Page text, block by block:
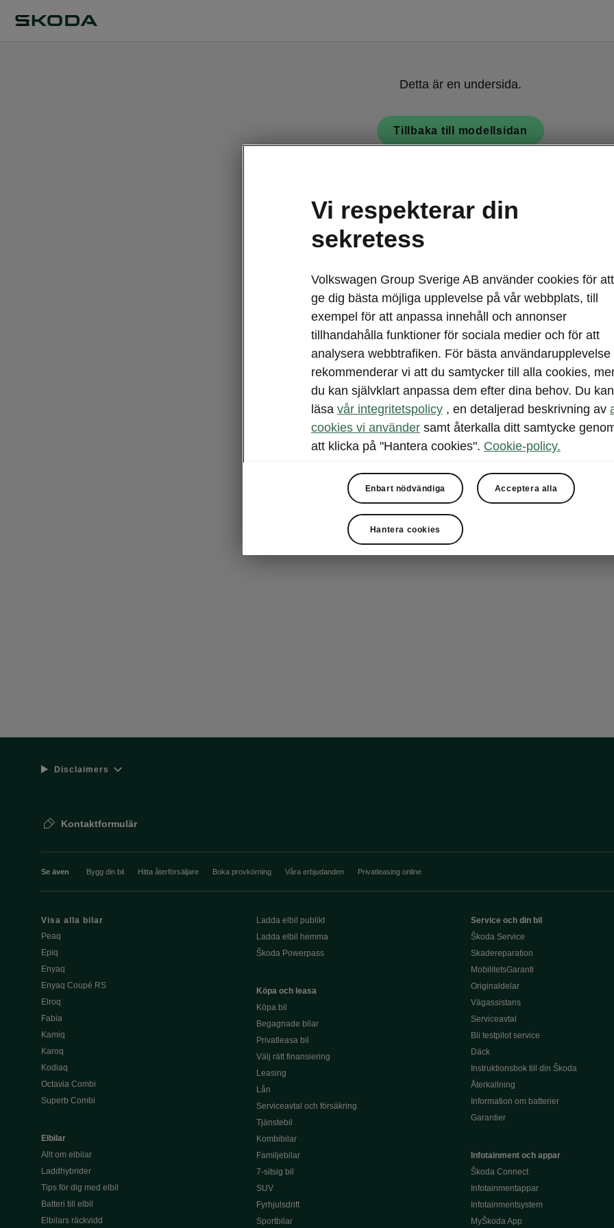
Detta är en undersida.
Tillbaka till modellsidan
Enyaq
och 10 mm
förbättrar
till den
en
manövrar.
ett dedikerat
fyrhjulsdrift,
Disclaimers
Kontaktformulär
Se även Bygg din bil Hitta återförsäljare Boka provkörning Våra erbjudanden Privatleasing online
Visa alla bilar
Peaq
Epiq
Enyaq
Enyaq Coupé RS
Elroq
Fabia
Kamiq
Karoq
Kodiaq
Octavia Combi
Superb Combi
Elbilar
Allt om elbilar
Laddhybrider
Tips för dig med elbil
Batteri till elbil
Elbilars räckvidd
Ladda elbil publikt
Ladda elbil hemma
Škoda Powerpass
Köpa och leasa
Köpa bil
Begagnade bilar
Privatleasa bil
Välj rätt finansiering
Leasing
Lån
Serviceavtal och försäkring
Tjänstebil
Kombibilar
Familjebilar
7-sitsig bil
SUV
Fyrhjulsdrift
Sportbilar
Service och din bil
Škoda Service
Skadereparation
MobilitetsGaranti
Originaldelar
Vägassistans
Serviceavtal
Bli testpilot service
Däck
Instruktionsbok till din Škoda
Återkallning
Information om batterier
Garantier
Infotainment och appar
Škoda Connect
Infotainmentappar
Infotainmentsystem
MyŠkoda App
Vi respekterar din
sekretess
Volkswagen Group Sverige AB använder cookies för att
ge dig bästa möjliga upplevelse på vår webbplats, till
exempel för att anpassa innehåll och annonser
tillhandahålla funktioner för sociala medier och för att
analysera webbtrafiken. För bästa användarupplevelse
rekommenderar vi att du samtycker till alla cookies,
du kan självklart anpassa dem efter dina behov. Du kan
läsa vår integritetspolicy , en detaljerad beskrivning av
cookies vi använder samt återkalla ditt samtycke
att klicka på "Hantera cookies". Cookie-policy.
Enbart nödvändiga Acceptera alla
Hantera cookies